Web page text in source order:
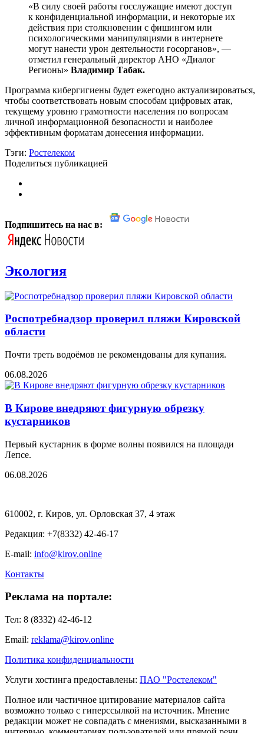
«В силу своей работы госслужащие имеют доступ
к конфиденциальной информации, и некоторые их
действия при столкновении с фишингом или
психологическими манипуляциями в интернете
могут нанести урон деятельности госорганов», —
отметил генеральный директор АНО «Диалог
Регионы» Владимир Табак.
Программа кибергигиены будет ежегодно актуализироваться,
чтобы соответствовать новым способам цифровых атак,
текущему уровню грамотности населения по вопросам
личной информационной безопасности и наиболее
эффективным форматам донесения информации.
Тэги: Ростелеком
Поделиться публикацией
Подпишитесь на нас в:
Экология
Роспотребнадзор проверил пляжи Кировской
области
Почти треть водоёмов не рекомендованы для купания.
06.08.2026
В Кирове внедряют фигурную обрезку
кустарников
Первый кустарник в форме волны появился на площади
Лепсе.
06.08.2026
610002, г. Киров, ул. Орловская 37, 4 этаж
Редакция: +7(8332) 42-46-17
E-mail: info@kirov.online
Контакты
Реклама на портале:
Тел: 8 (8332) 42-46-12
Email: reklama@kirov.online
Политика конфиденциальности
Услуги хостинга предоставлены: ПАО "Ростелеком"
Полное или частичное цитирование материалов сайта
возможно только с гиперссылкой на источник. Мнение
редакции может не совпадать с мнениями, высказанными в